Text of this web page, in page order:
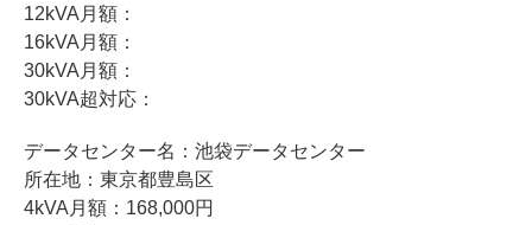
12kVA月額：
16kVA月額：
30kVA月額：
30kVA超対応：
データセンター名：池袋データセンター
所在地：東京都豊島区
4kVA月額：168,000円